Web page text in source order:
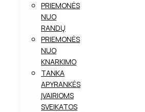
PRIEMONĖS
NUO
RANDŲ
PRIEMONĖS
NUO
KNARKIMO
TANKA
APYRANKĖS
ĮVAIRIOMS
SVEIKATOS